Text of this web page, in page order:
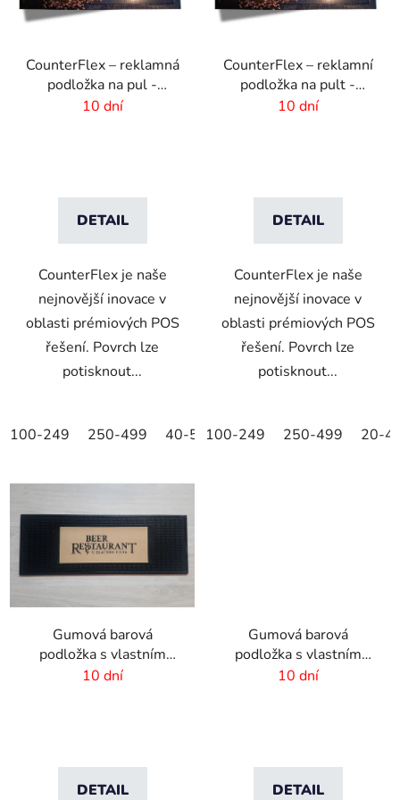
CounterFlex – reklamná
podložka na pul -
340x550 mm
10 dní
DETAIL
CounterFlex je naše
nejnovější inovace v
oblasti prémiových POS
řešení. Povrch lze
potisknout...
100-249 250-499 40-59 60-79 80-99 20-39
CounterFlex – reklamní
podložka na pult -
200x550 mm
10 dní
DETAIL
CounterFlex je naše
nejnovější inovace v
oblasti prémiových POS
řešení. Povrch lze
potisknout...
100-249 250-499 20-
Gumová barová
podložka s vlastním
designem - 355x355x4
10 dní
DETAIL
Gumová barová
podložka s vlastním
designem - 550x200x410 dní
DETAIL